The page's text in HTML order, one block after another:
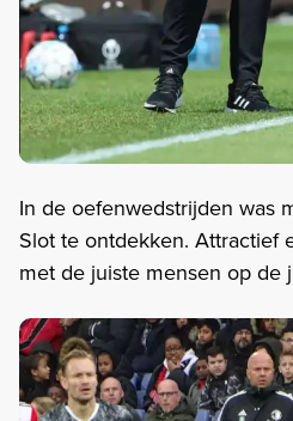
In de oefenwedstrijden was
Slot te ontdekken. Attractief
met de juiste mensen op de